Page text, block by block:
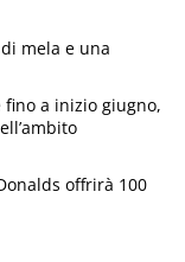
mela e una
fino a inizio giugno,
offrirà 100